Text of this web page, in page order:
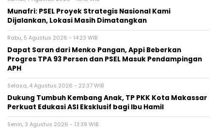
Munafri: PSEL Proyek Strategis Nasional Kami
Dijalankan, Lokasi Masih Dimatangkan
Rabu, 5 Agustus 2026 - 14:23 WIB
Dapat Saran dari Menko Pangan, Appi Beberkan
Progres TPA 93 Persen dan PSEL Masuk Pendampingan
APH
Selasa, 4 Agustus 2026 - 22:37 WIB
Dukung Tumbuh Kembang Anak, TP PKK Kota Makassar
Perkuat Edukasi ASI Eksklusif bagi Ibu Hamil
Senin, 3 Agustus 2026 - 13:39 WIB